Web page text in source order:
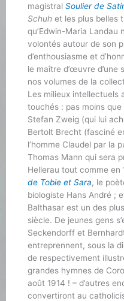
magistral Soulier de
Schuh et les plus belles
qu’Edwin-Maria Landau
volontés autour de son
d’enthousiasme et
le maître d’œuvre d’une
nos volumes de la
Les milieux intellectuels
touchés : pas moins
Stefan Zweig (qui lui
Bertolt Brecht (fasciné
l’homme Claudel par la
Thomas Mann qui sera
Hellerau tout comme en
de Tobie et Sara, le
biologiste Hans André ;
Balthasar est un des
siècle. De jeunes gens
Seckendorff et
entreprennent, sous la
de respectivement
grandes hymnes de
août 1914 ! – d’autres
convertiront au